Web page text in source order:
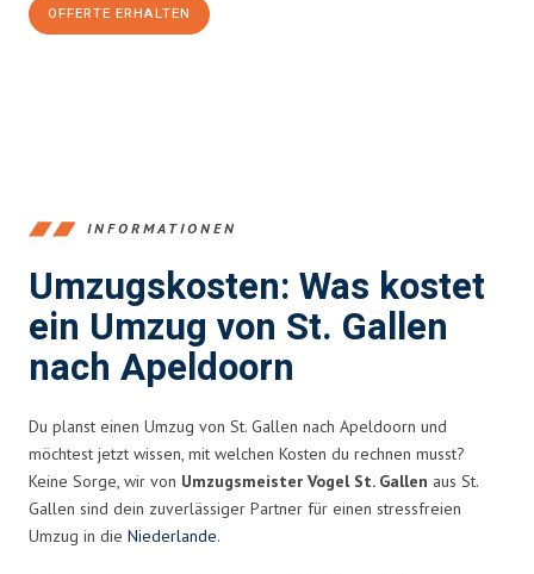
OFFERTE ERHALTEN
INFORMATIONEN
Umzugskosten: Was kostet
ein Umzug von St. Gallen
nach Apeldoorn
Du planst einen Umzug von St. Gallen nach Apeldoorn und
möchtest jetzt wissen, mit welchen Kosten du rechnen musst?
Keine Sorge, wir von Umzugsmeister Vogel St. Gallen aus St.
Gallen sind dein zuverlässiger Partner für einen stressfreien
Umzug in die Niederlande.